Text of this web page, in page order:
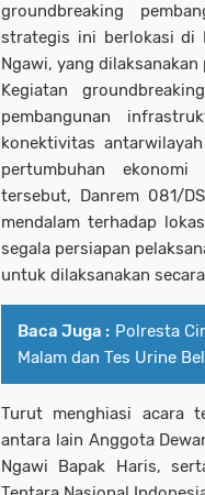
groundbreaking
strategis ini berlokasi di
Ngawi, yang
Kegiatan
pembangunan
konektivitas
pertumbuhan ekonomi
tersebut, Danrem 081/
mendalam terhadap
segala persiapan
untuk dilaksanakan
Baca Juga : Polresta
Malam dan Tes Urine
Turut menghiasi acara
antara lain Anggota
Ngawi Bapak Haris,